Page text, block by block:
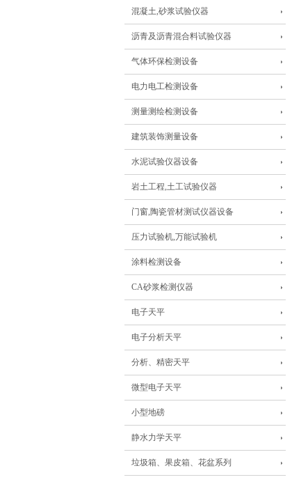
混凝土,砂浆试验仪器
沥青及沥青混合料试验仪器
气体环保检测设备
电力电工检测设备
测量测绘检测设备
建筑装饰测量设备
水泥试验仪器设备
岩土工程,土工试验仪器
门窗,陶瓷管材测试仪器设备
压力试验机,万能试验机
涂料检测设备
CA砂浆检测仪器
电子天平
电子分析天平
分析、精密天平
微型电子天平
小型地磅
静水力学天平
垃圾箱、果皮箱、花盆系列